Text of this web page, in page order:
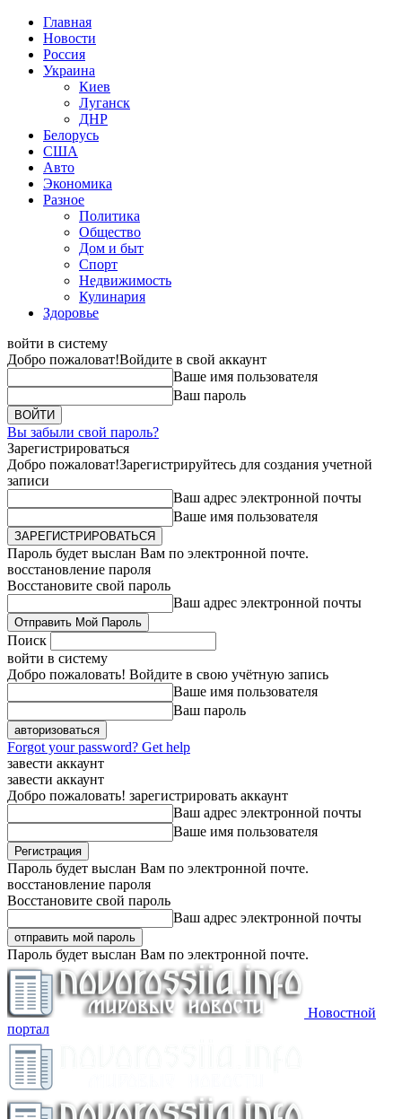
Главная
Новости
Россия
Украина
Киев
Луганск
ДНР
Белорусь
США
Авто
Экономика
Разное
Политика
Общество
Дом и быт
Спорт
Недвижимость
Кулинария
Здоровье
войти в систему
Добро пожаловат!Войдите в свой аккаунт
Ваше имя пользователя
Ваш пароль
Вы забыли свой пароль?
Зарегистрироваться
Добро пожаловат!Зарегистрируйтесь для создания учетной
записи
Ваш адрес электронной почты
Ваше имя пользователя
Пароль будет выслан Вам по электронной почте.
восстановление пароля
Восстановите свой пароль
Ваш адрес электронной почты
Поиск
войти в систему
Добро пожаловать! Войдите в свою учётную запись
Ваше имя пользователя
Ваш пароль
Forgot your password? Get help
завести аккаунт
завести аккаунт
Добро пожаловать! зарегистрировать аккаунт
Ваш адрес электронной почты
Ваше имя пользователя
Пароль будет выслан Вам по электронной почте.
восстановление пароля
Восстановите свой пароль
Ваш адрес электронной почты
Пароль будет выслан Вам по электронной почте.
Новостной
портал